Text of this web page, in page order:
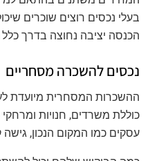
בעלי נכסים רוצים שוכרים
הכנסה יציבה נחוצה בדרך כלל
נכסים להשכרה מסחריים
ההשכרות המסחרית מיועדת
כוללת משרדים, חנויות
עסקים כמו המקום הנכון,